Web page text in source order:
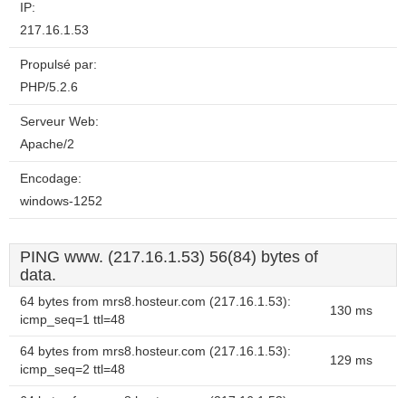
IP:
217.16.1.53
Propulsé par:
PHP/5.2.6
Serveur Web:
Apache/2
Encodage:
windows-1252
PING www. (217.16.1.53) 56(84) bytes of
data.
64 bytes from mrs8.hosteur.com (217.16.1.53):
icmp_seq=1 ttl=48
130 ms
64 bytes from mrs8.hosteur.com (217.16.1.53):
icmp_seq=2 ttl=48
129 ms